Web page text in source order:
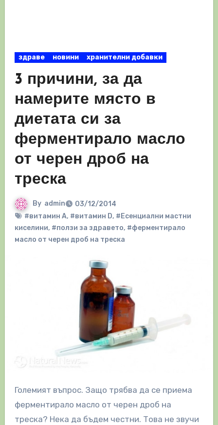
здраве новини хранителни добавки
3 причини, за да
намерите място в
диетата си за
ферментирало масло
от черен дроб на
треска
By admin
03/12/2014
#витамин A, #витамин D, #Есенциални мастни
киселини, #ползи за здравето, #ферментирало
масло от черен дроб на треска
Големият въпрос. Защо трябва да се приема
ферментирало масло от черен дроб на
треска? Нека да бъдем честни. Това не звучи